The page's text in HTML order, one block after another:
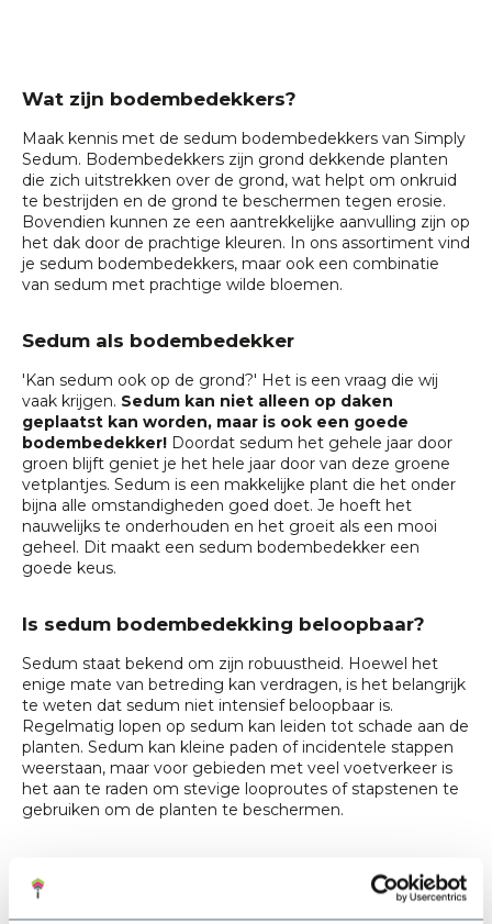
Wat zijn bodembedekkers?
Maak kennis met de sedum bodembedekkers van Simply
Sedum. Bodembedekkers zijn grond dekkende planten
die zich uitstrekken over de grond, wat helpt om onkruid
te bestrijden en de grond te beschermen tegen erosie.
Bovendien kunnen ze een aantrekkelijke aanvulling zijn op
het dak door de prachtige kleuren. In ons assortiment vind
je sedum bodembedekkers, maar ook een combinatie
van sedum met prachtige wilde bloemen.
Sedum als bodembedekker
'Kan sedum ook op de grond?' Het is een vraag die wij
vaak krijgen. Sedum kan niet alleen op daken
geplaatst kan worden, maar is ook een goede
bodembedekker! Doordat sedum het gehele jaar door
groen blijft geniet je het hele jaar door van deze groene
vetplantjes. Sedum is een makkelijke plant die het onder
bijna alle omstandigheden goed doet. Je hoeft het
nauwelijks te onderhouden en het groeit als een mooi
geheel. Dit maakt een sedum bodembedekker een
goede keus.
Is sedum bodembedekking beloopbaar?
Sedum staat bekend om zijn robuustheid. Hoewel het
enige mate van betreding kan verdragen, is het belangrijk
te weten dat sedum niet intensief beloopbaar is.
Regelmatig lopen op sedum kan leiden tot schade aan de
planten. Sedum kan kleine paden of incidentele stappen
weerstaan, maar voor gebieden met veel voetverkeer is
het aan te raden om stevige looproutes of stapstenen te
gebruiken om de planten te beschermen.
Voordelen van sedum bodembedekkers